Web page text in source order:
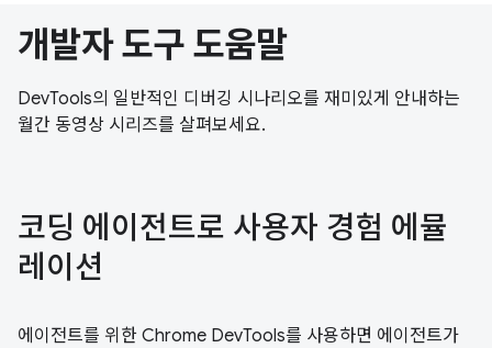
개발자 도구 도움말
DevTools의 일반적인 디버깅 시나리오를 재미있게 안내하는
월간 동영상 시리즈를 살펴보세요.
코딩 에이전트로 사용자 경험 에뮬
레이션
에이전트를 위한 Chrome DevTools를 사용하면 에이전트가